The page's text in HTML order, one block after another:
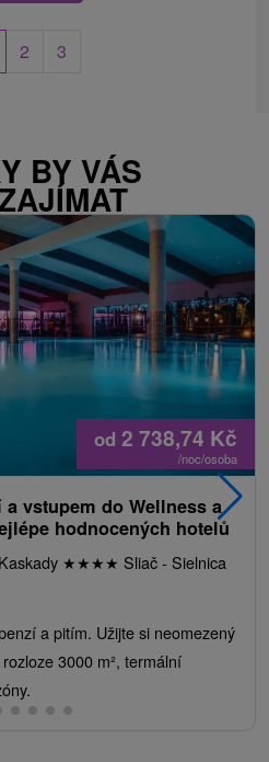
2 3
BY VÁS
od 2 738,74 Kč
/noc/osoba
vstupem do Wellness a
hodnocených hotelů
★★★★ Sliač - Sielnica
a pitím. Užijte si neomezený
3000 m², termální